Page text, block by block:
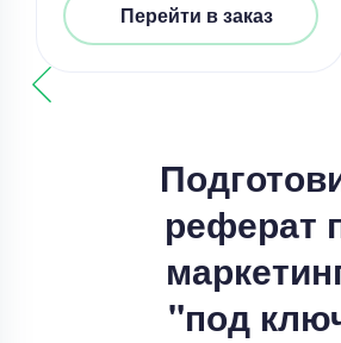
Перейти в заказ
реферат
"под
50%
Срок выполнения 4 дней